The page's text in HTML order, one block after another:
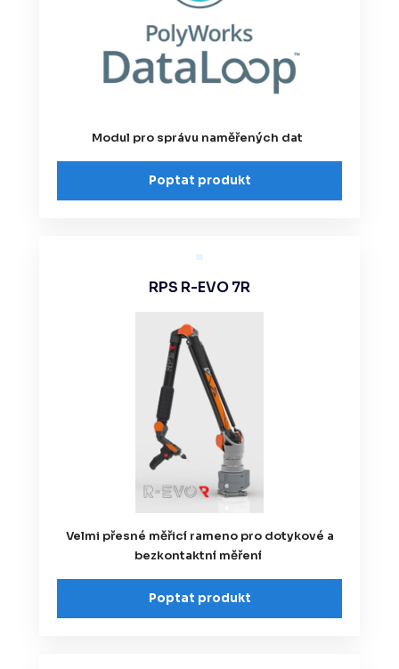
Modul pro správu naměřených dat
Poptat produkt
RPS R-EVO 7R
Velmi přesné měřicí rameno pro dotykové a
bezkontaktní měření
Poptat produkt